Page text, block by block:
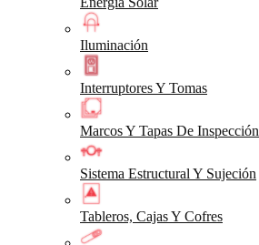
Iluminación
Interruptores Y Tomas
Marcos Y Tapas De Inspección
Sistema Estructural Y Sujeción
Tableros, Cajas Y Cofres